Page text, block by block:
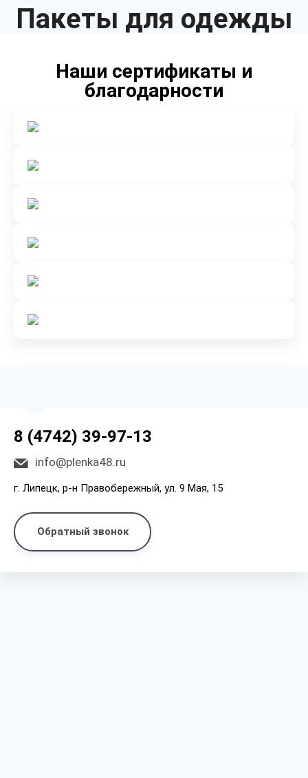
Пакеты для одежды
Наши сертификаты и
благодарности
8 (4742) 39-97-13
info@plenka48.ru
г. Липецк, р-н Правобережный, ул. 9 Мая, 15
Обратный звонок